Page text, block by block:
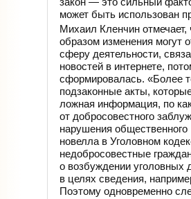
может быть использован
Михаил Кленчин
образом изменения могут
сферу деятельности,
новостей в интернете,
сформировалась. «Более
подзаконные акты,
ложная информация, по
от добросовестного
нарушения
новелла в Уголовном
недобросовестные
о возбуждении уголовных
в целях сведения,
Поэтому одновременно